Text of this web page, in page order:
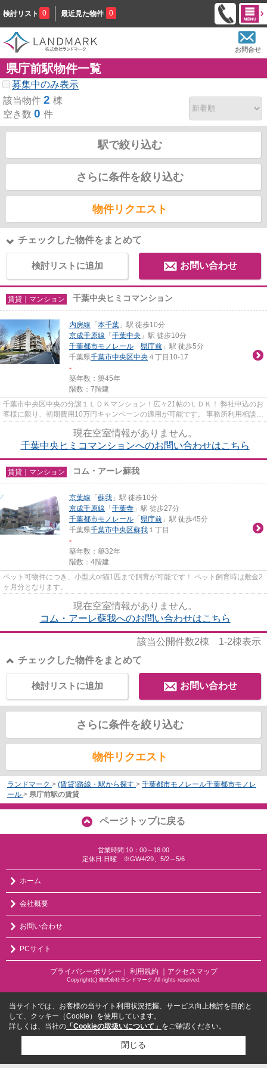
検討リスト 0 最近見た物件 0
お問合せ
県庁前駅物件一覧
募集中のみ表示
該当物件 2 棟
空き数 0 件
駅で絞り込む
さらに条件を絞り込む
物件リクエスト
チェックした物件をまとめて
検討リストに追加 お問い合わせ
賃貸｜マンション 千葉中央ヒミコマンション
内房線 「 本千葉 」駅 徒歩10分
京成千原線 「 千葉中央 」駅 徒歩10分
千葉都市モノレール 「 県庁前 」駅 徒歩5分
千葉県千葉市中央区中央 ４丁目10‐17
-
築年数：築45年
階数：7階建
千葉市中央区中央の分譲１ＬＤＫマンション！広々21帖のＬＤＫ！ 弊社申込のお
客様に限り、初期費用10万円キャンペーンの適用が可能です。 事務所利用相談可
現在空室情報がありません。
千葉中央ヒミコマンションへのお問い合わせはこちら
賃貸｜マンション コム・アーレ蘇我
京葉線 「 蘇我 」駅 徒歩10分
京成千原線 「 千葉寺 」駅 徒歩27分
千葉都市モノレール 「 県庁前 」駅 徒歩45分
千葉県千葉市中央区蘇我 １丁目
-
築年数：築32年
階数：4階建
ペット可物件につき、小型犬or猫1匹まで飼育が可能です！ ペット飼育時は敷金2
ヶ月分となります。
現在空室情報がありません。
コム・アーレ蘇我へのお問い合わせはこちら
該当公開件数2棟 1-2棟表示
チェックした物件をまとめて
お問い合わせ
検討リストに追加
さらに条件を絞り込む
物件リクエスト
ランドマーク > (賃貸)路線・駅から探す > 千葉都市モノレール千葉都市モノレ
ール > 県庁前駅の賃貸
ページトップに戻る
営業時間:10：00～18:00
定休日:日曜 ※GW4/29、5/2～5/6
ホーム
会社概要
お問い合わせ
PCサイト
プライバシーポリシー ｜ 利用規約 ｜アクセスマップ
Copyright(c) 株式会社ランドマーク All rights reserved.
当サイトでは、お客様の当サイト利用状況把握、サービス向上検討を目的と
して、クッキー（Cookie）を使用しています。
詳しくは、当社の 「Cookieの取扱いについて」 をご確認ください。
閉じる